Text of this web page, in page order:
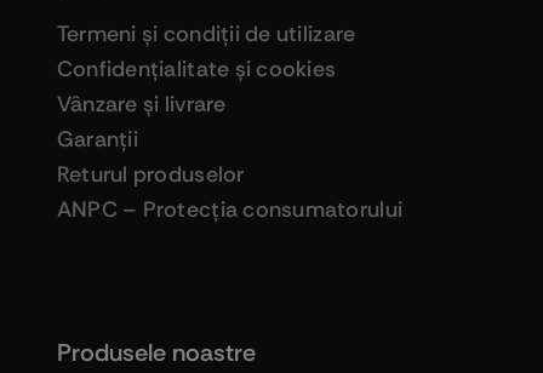
Produsele noastre
Termeni şi condiţii de utilizare
Confidenţialitate şi cookies
Vânzare şi livrare
Garanţii
Returul produselor
ANPC – Protecţia consumatorului